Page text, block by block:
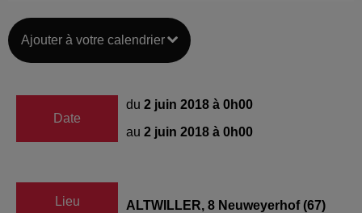
Ajouter à votre calendrier
Date
du 2 juin 2018 à 0h00
au 2 juin 2018 à 0h00
Lieu ALTWILLER, 8 Neuweyerhof (67)